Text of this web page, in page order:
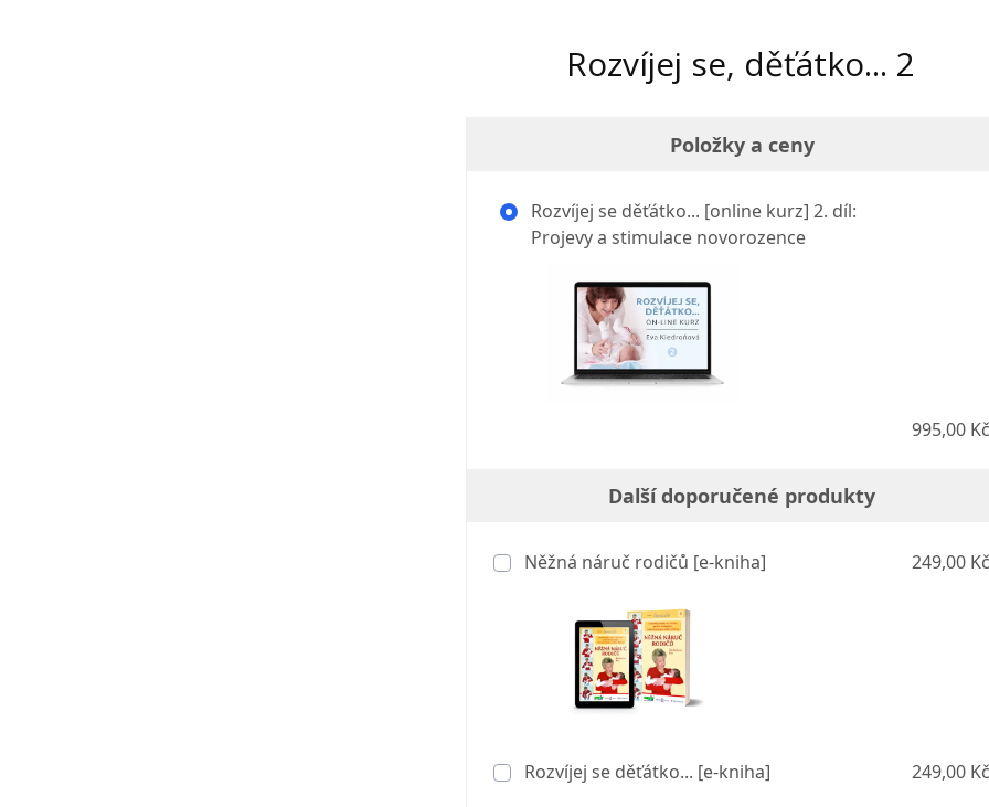
Rozvíjej se, děťátko... 2
Položky a ceny
Rozvíjej se děťátko... [online kurz] 2. díl:
Projevy a stimulace novorozence
995,00 Kč
Další doporučené produkty
Něžná náruč rodičů [e-kniha] 249,00 Kč
Rozvíjej se děťátko... [e-kniha] 249,00 Kč